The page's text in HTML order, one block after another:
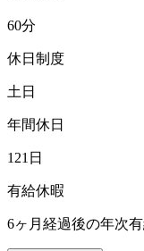
60分
休日制度
土日
年間休日
121日
有給休暇
6ヶ月経過後の年次